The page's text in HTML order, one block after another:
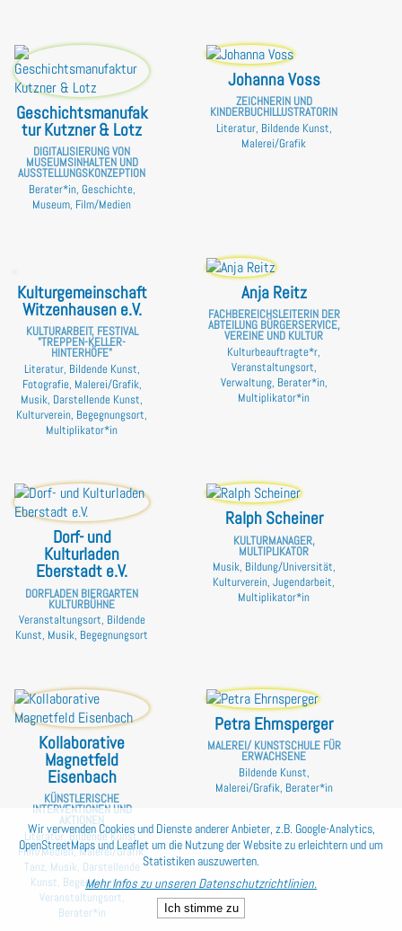
Wir verwenden Cookies und Dienste anderer Anbieter, z.B. Google-Analytics,
OpenStreetMaps und Leaflet um die Nutzung der Website zu erleichtern und um
Statistiken auszuwerten.
Mehr Infos zu unseren Datenschutzrichtlinien.
Ich stimme zu
Geschichtsmanufak
tur Kutzner & Lotz
DIGITALISIERUNG VON
MUSEUMSINHALTEN UND
AUSSTELLUNGSKONZEPTION
Berater*in, Geschichte,
Museum, Film/Medien
Johanna Voss
ZEICHNERIN UND
KINDERBUCHILLUSTRATORIN
Literatur, Bildende Kunst,
Malerei/Grafik
Kulturgemeinschaft
Witzenhausen e.V.
KULTURARBEIT, FESTIVAL
"TREPPEN-KELLER-
HINTERHÖFE"
Literatur, Bildende Kunst,
Fotografie, Malerei/Grafik,
Musik, Darstellende Kunst,
Kulturverein, Begegnungsort,
Multiplikator*in
Anja Reitz
FACHBEREICHSLEITERIN DER
ABTEILUNG BÜRGERSERVICE,
VEREINE UND KULTUR
Kulturbeauftragte*r,
Veranstaltungsort,
Verwaltung, Berater*in,
Multiplikator*in
Dorf- und
Kulturladen
Eberstadt e.V.
DORFLADEN BIERGARTEN
KULTURBÜHNE
Veranstaltungsort, Bildende
Kunst, Musik, Begegnungsort
Ralph Scheiner
KULTURMANAGER,
MULTIPLIKATOR
Musik, Bildung/Universität,
Kulturverein, Jugendarbeit,
Multiplikator*in
Kollaborative
Magnetfeld
Eisenbach
KÜNSTLERISCHE
INTERVENTIONEN UND
AKTIONEN
Literatur, Bildende Kunst,
Film/Medien, Malerei/Grafik,
Tanz, Musik, Darstellende
Kunst, Begegnungsort,
Veranstaltungsort,
Berater*in
Petra Ehrnsperger
MALEREI/ KUNSTSCHULE FÜR
ERWACHSENE
Bildende Kunst,
Malerei/Grafik, Berater*in